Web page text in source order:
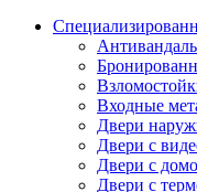
Входные
Двери
Двери с
Двери с
Двери с